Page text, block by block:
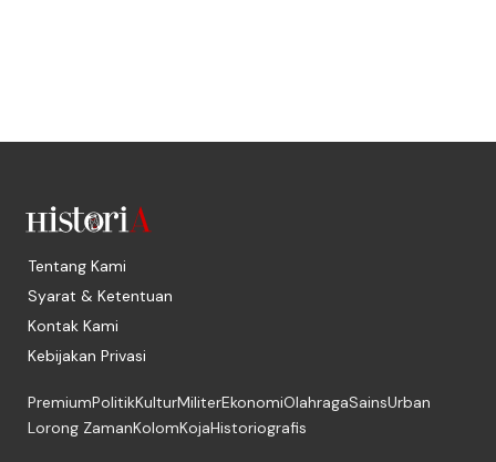
Tentang Kami
Syarat & Ketentuan
Kontak Kami
Kebijakan Privasi
PremiumPolitikKulturMiliterEkonomiOlahragaSainsUrban
Lorong ZamanKolomKojaHistoriografis